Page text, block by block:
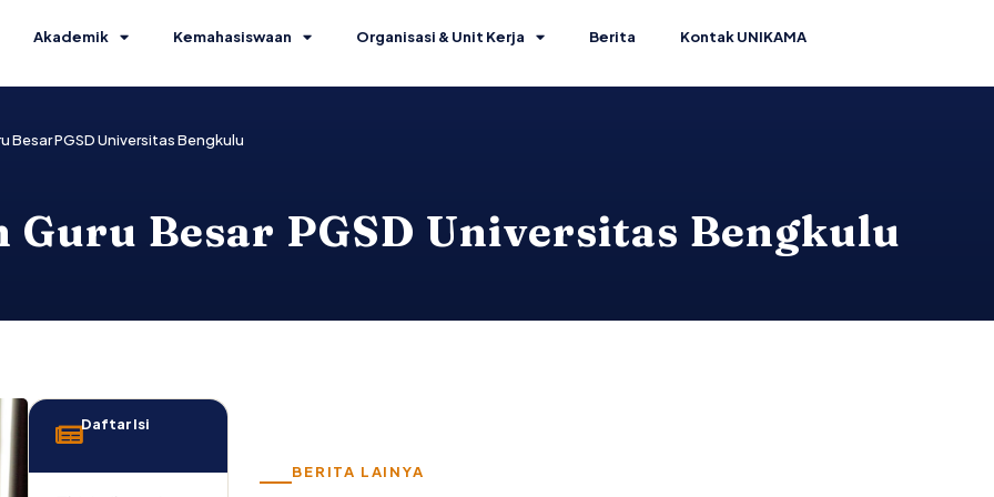
Akademik Kemahasiswaan Organisasi & Unit Kerja Berita Kontak UNIKAMA
Besar PGSD Universitas Bengkulu
Besar PGSD Universitas Bengkulu
Daftar Isi
BERITA LAINYA